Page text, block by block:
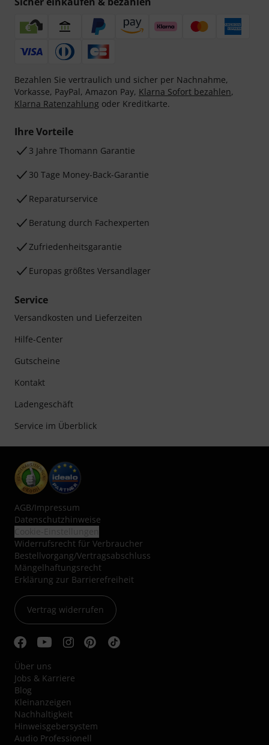
Bezahlen Sie vertraulich und sicher per Nachnahme,
Vorkasse, PayPal, Amazon Pay, Klarna Sofort bezahlen,
Klarna Ratenzahlung oder Kreditkarte.
Ihre Vorteile
3 Jahre Thomann Garantie
30 Tage Money-Back-Garantie
Reparaturservice
Beratung durch Fachexperten
Zufriedenheitsgarantie
Europas größtes Versandlager
Service
Versandkosten und Lieferzeiten
Hilfe-Center
Gutscheine
Kontakt
Ladengeschäft
Service im Überblick
AGB/Impressum
Datenschutzhinweise
Widerrufsrecht für Verbraucher
Bestellvorgang/Vertragsabschluss
Mängelhaftungsrecht
Erklärung zur Barrierefreiheit
Vertrag widerrufen
Über uns
Jobs & Karriere
Blog
Kleinanzeigen
Nachhaltigkeit
Hinweisgebersystem
Audio Professionell